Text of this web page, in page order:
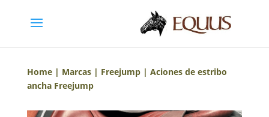
Home| Marcas| Freejump| Aciones de estribo
ancha Freejump